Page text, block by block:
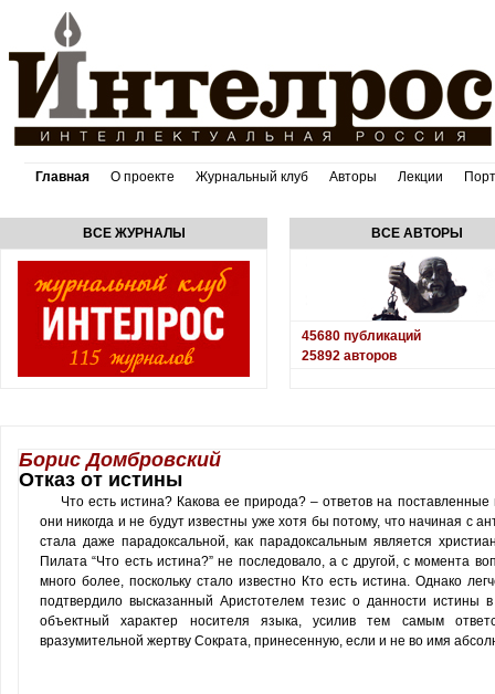
Главная О проекте Журнальный клуб Авторы Лекции
ВСЕ ЖУРНАЛЫ ВСЕ АВТОРЫ
45680 публикаций
25892 авторов
Борис Домбровский
Отказ от истины
Что есть истина? Какова ее природа? – ответов на
они никогда и не будут известны уже хотя бы потому, что начиная с
стала даже парадоксальной, как парадоксальным является
Пилата “Что есть истина?” не последовало, а с другой, с момента
много более, поскольку стало известно Кто есть истина. Однако
подтвердило высказанный Аристотелем тезис о данности истины
объектный характер носителя языка, усилив тем самым
вразумительной жертву Сократа, принесенную, если и не во имя